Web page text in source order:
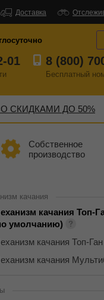
Доставка
01 8 (800)
Бесплатный
СКИДКАМИ ДО 50%
Собственное
производство
качания
качания Топ-
умолчанию)
качания Топ-
качания